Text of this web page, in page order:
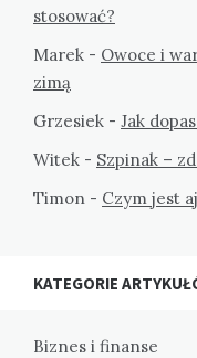
stosować?
Marek - Owoce i
zimą
Grzesiek - Jak
Witek - Szpinak –
Timon - Czym jest
KATEGORIE
Biznes i finanse